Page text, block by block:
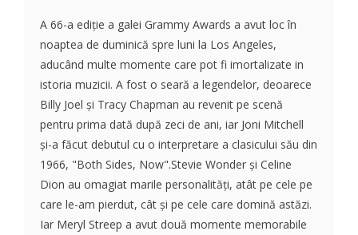
A 66-a ediţie a galei Grammy Awards a avut loc în
noaptea de duminică spre luni la Los Angeles,
aducând multe momente care pot fi imortalizate in
istoria muzicii. A fost o seară a legendelor, deoarece
Billy Joel și Tracy Chapman au revenit pe scenă
pentru prima dată după zeci de ani, iar Joni Mitchell
și-a făcut debutul cu o interpretare a clasicului său din
1966, "Both Sides, Now".Stevie Wonder și Celine
Dion au omagiat marile personalități, atât pe cele pe
care le-am pierdut, cât și pe cele care domină astăzi.
Iar Meryl Streep a avut două momente memorabile